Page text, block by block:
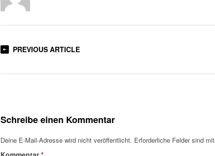
PREVIOUS ARTICLE
Schreibe einen Kommentar
Deine E-Mail-Adresse wird nicht veröffentlicht. Erforderliche Felder sind mit